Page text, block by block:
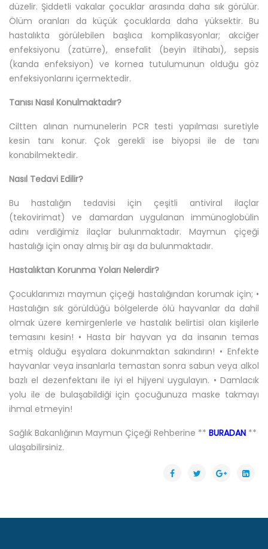
düzelir. Şiddetli vakalar çocuklar arasında daha sık görülür.
Ölüm oranları da küçük çocuklarda daha yüksektir. Bu
hastalıkta görülebilen başlıca komplikasyonlar; akciğer
enfeksiyonu (zatürre), ensefalit (beyin iltihabı), sepsis
(kanda enfeksiyon) ve kornea tutulumunun olduğu göz
enfeksiyonlarını içermektedir.
Tanısı Nasıl Konulmaktadır?
Ciltten alınan numunelerin PCR testi yapılması suretiyle
kesin tanı konur. Çok gerekli ise biyopsi ile de tanı
konabilmektedir.
Nasıl Tedavi Edilir?
Bu hastalığın tedavisi için çeşitli antiviral ilaçlar
(tekovirimat) ve damardan uygulanan immünoglobülin
adını verdiğimiz ilaçlar bulunmaktadır. Maymun çiçeği
hastalığı için onay almış bir aşı da bulunmaktadır.
Hastalıktan Korunma Yoları Nelerdir?
Çocuklarımızı maymun çiçeği hastalığından korumak için; •
Hastalığın sık görüldüğü bölgelerde ölü hayvanlar da dahil
olmak üzere kemirgenlerle ve hastalık belirtisi olan kişilerle
temasını kesin! • Hasta bir hayvan ya da insanın temas
etmiş olduğu eşyalara dokunmaktan sakındırın! • Enfekte
hayvanlar veya insanlarla temastan sonra sabun veya alkol
bazlı el dezenfektanı ile iyi el hijyeni uygulayın. • Damlacık
yolu ile de bulaşabildiği için çocuğunuza maske takmayı
ihmal etmeyin!
Sağlık Bakanlığının Maymun Çiçeği Rehberine ** BURADAN **
ulaşabilirsiniz.